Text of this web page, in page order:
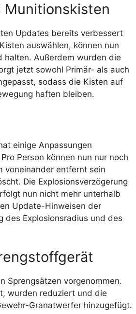
Munitionskisten
Updates bereits verbessert
auswählen, können nun
halten. Außerdem wurden die
jetzt sowohl Primär- als auch
sodass die Kisten auf
haften bleiben.
einige Anpassungen
Person können nun nur noch
voneinander entfernt sein
Die Explosionsverzögerung
nun nicht mehr unterhalb
Update-Hinweisen der
des Explosionsradius und des
Sprengsätzen vorgenommen.
wurden reduziert und die
Granatwerfer hinzugefügt.